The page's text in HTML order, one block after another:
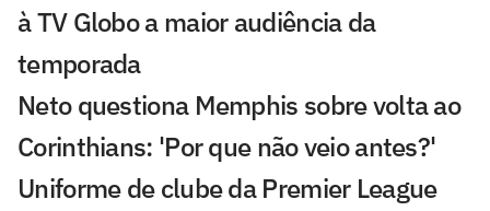
à TV Globo a maior audiência da
temporada
Neto questiona Memphis sobre volta ao
Corinthians: 'Por que não veio antes?'
Uniforme de clube da Premier League